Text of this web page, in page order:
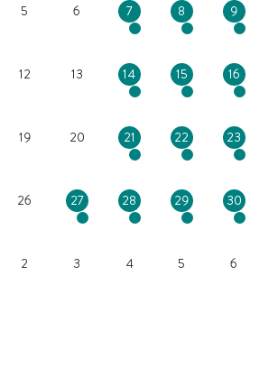
5 6 7 8 9
12 13 14 15 16
19 20 21 22 23
26 27 28 29 30
2 3 4 5 6